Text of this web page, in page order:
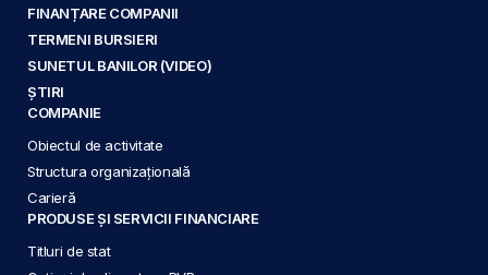
FINANȚARE COMPANII
TERMENI BURSIERI
SUNETUL BANILOR (VIDEO)
ȘTIRI
COMPANIE
Obiectul de activitate
Structura organizațională
Carieră
PRODUSE ȘI SERVICII FINANCIARE
Titluri de stat